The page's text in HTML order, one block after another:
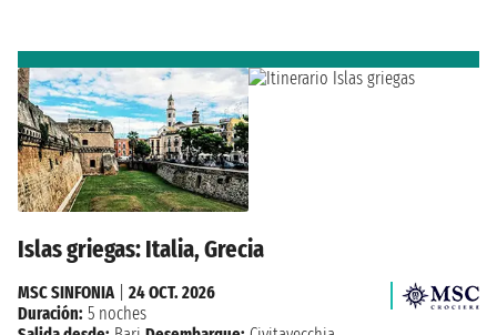
Islas griegas: Italia, Grecia
MSC SINFONIA| 24 OCT. 2026
Duración: 5 noches